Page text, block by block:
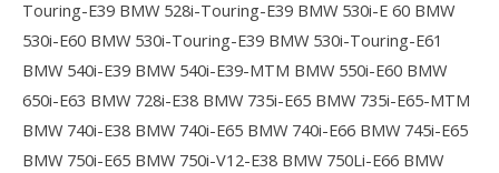
Touring-E39 BMW 528i-Touring-E39 BMW 530i-E 60 BMW
530i-E60 BMW 530i-Touring-E39 BMW 530i-Touring-E61
BMW 540i-E39 BMW 540i-E39-MTM BMW 550i-E60 BMW
650i-E63 BMW 728i-E38 BMW 735i-E65 BMW 735i-E65-MTM
BMW 740i-E38 BMW 740i-E65 BMW 740i-E66 BMW 745i-E65
BMW 750i-E65 BMW 750i-V12-E38 BMW 750Li-E66 BMW